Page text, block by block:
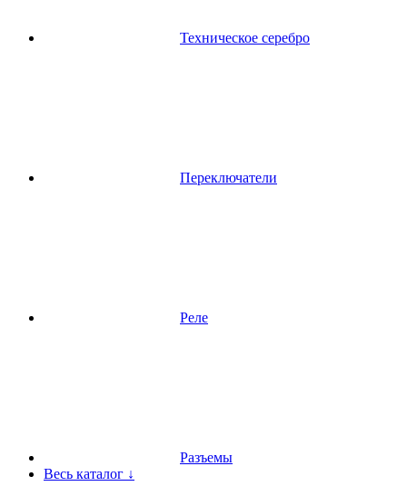
Техническое серебро
Переключатели
Реле
Разъемы
Весь каталог ↓